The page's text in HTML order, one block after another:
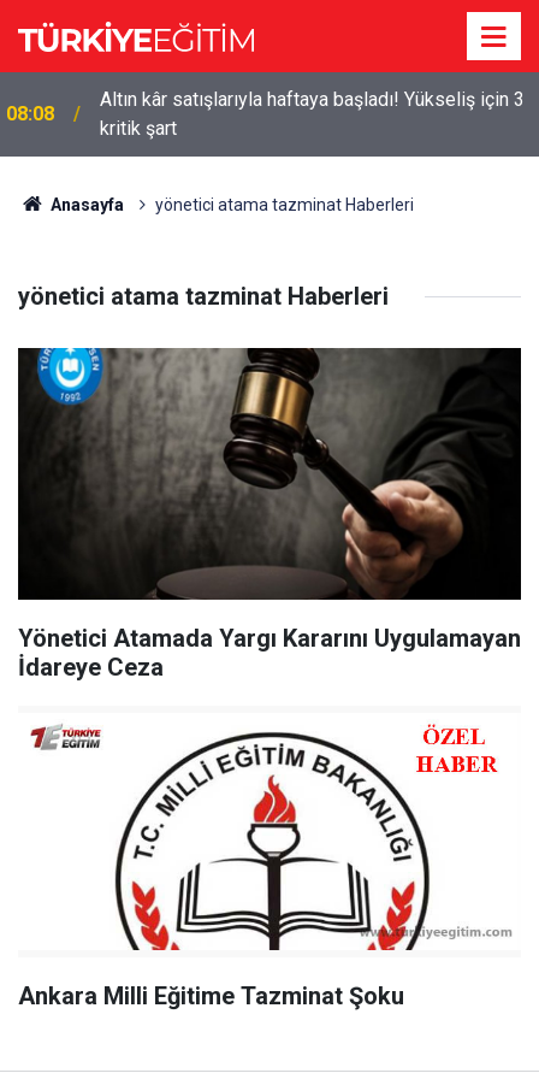
08:08
Altın kâr satışlarıyla haftaya başladı! Yükseliş için 3
kritik şart
Anasayfa yönetici atama tazminat Haberleri
yönetici atama tazminat Haberleri
Yönetici Atamada Yargı Kararını Uygulamayan
İdareye Ceza
Ankara Milli Eğitime Tazminat Şoku